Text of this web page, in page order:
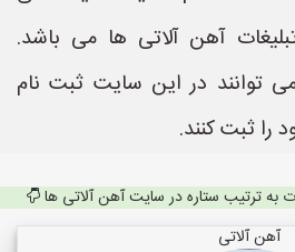
آهن آلاتی ها می باشد.
توانند در این سایت ثبت نام
را ثبت کنند.
به ترتیب ستاره در سایت آهن آلاتی ها
آهن آلاتی